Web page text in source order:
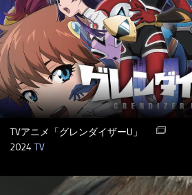
TVアニメ「グレンダイザーU」
2024 TV